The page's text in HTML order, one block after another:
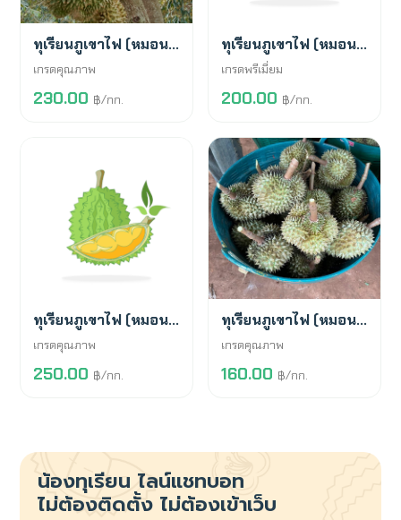
สั่งจองล่วงหน้า ทุเรียนภูเขาไฟ (หมอนทอง)
เกรดคุณภาพ
230.00 ฿/กก.
สั่งจองล่วงหน้า ทุเรียนภูเขาไฟ (หมอนทอง)
เกรดพรีเมี่ยม
200.00 ฿/กก.
สั่งจองล่วงหน้า ทุเรียนภูเขาไฟ (หมอนทอง)
เกรดคุณภาพ
250.00 ฿/กก.
พร้อมขาย ทุเรียนภูเขาไฟ (หมอนทอง)
เกรดคุณภาพ
160.00 ฿/กก.
น้องทุเรียน ไลน์แชทบอท
ไม่ต้องติดตั้ง ไม่ต้องเข้าเว็บ